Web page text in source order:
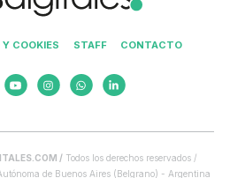
COOKIES STAFF CONTACTO
/ Todos los derechos reservados /
de Buenos Aires (Belgrano) - Argentina